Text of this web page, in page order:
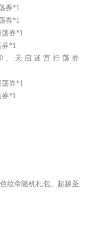
荡券*1
券*1
迷宫扫荡券*1
扫荡券*1
、天启迷宫扫荡券
迷宫扫荡券*1
券*1
纹章随机礼包、超越圣